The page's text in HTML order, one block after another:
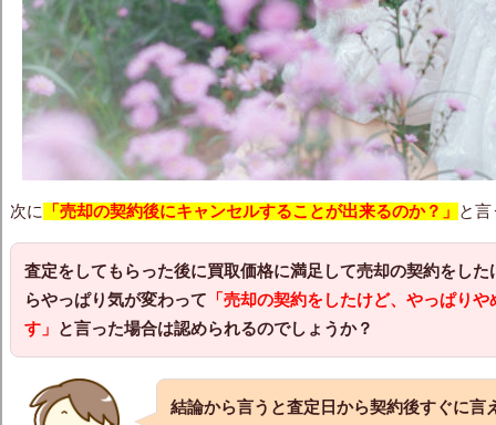
次に 「売却の契約後にキャンセルすることが出来るのか？」 と
査定をしてもらった後に買取価格に満足して売却の契約をした
らやっぱり気が変わって 「売却の契約をしたけど、やっぱりや
す」
と言った場合は認められるのでしょうか？
結論から言うと査定日から契約後すぐに言